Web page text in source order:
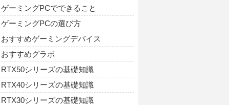
ゲーミングPCでできること
ゲーミングPCの選び方
おすすめゲーミングデバイス
おすすめグラボ
RTX50シリーズの基礎知識
RTX40シリーズの基礎知識
RTX30シリーズの基礎知識